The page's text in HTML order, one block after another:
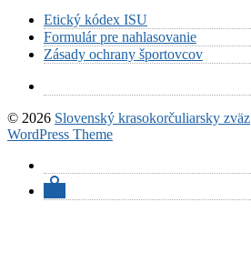
Etický kódex ISU
Formulár pre nahlasovanie
Zásady ochrany športovcov
© 2026 Slovenský krasokorčuliarsky zväz
WordPress Theme